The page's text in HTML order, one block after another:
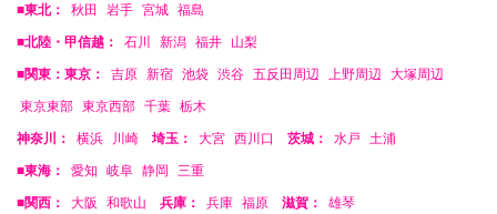
■東北： 秋田 岩手 宮城 福島
■北陸・甲信越： 石川 新潟 福井 山梨
■関東：東京： 吉原 新宿 池袋 渋谷 五反田周辺 上野周辺 大塚周辺
東京東部 東京西部 千葉 栃木
神奈川： 横浜 川崎 埼玉： 大宮 西川口 茨城： 水戸 土浦
■東海： 愛知 岐阜 静岡 三重
■関西： 大阪 和歌山 兵庫： 兵庫 福原 滋賀： 雄琴